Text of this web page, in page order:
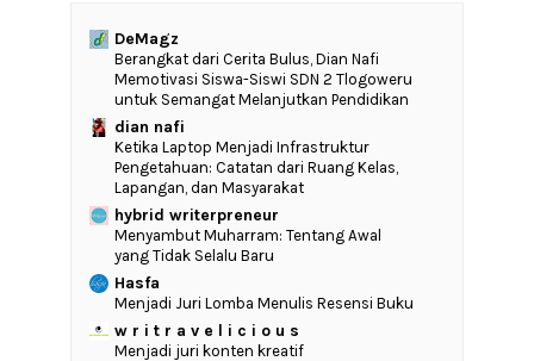
DeMagz
‎Berangkat dari Cerita Bulus, Dian Nafi
Memotivasi Siswa-Siswi SDN 2 Tlogoweru
untuk Semangat Melanjutkan Pendidikan
dian nafi
Ketika Laptop Menjadi Infrastruktur
Pengetahuan: Catatan dari Ruang Kelas,
Lapangan, dan Masyarakat
hybrid writerpreneur
Menyambut Muharram: Tentang Awal
yang Tidak Selalu Baru
Hasfa
Menjadi Juri Lomba Menulis Resensi Buku
w r i t r a v e l i c i o u s
Menjadi juri konten kreatif